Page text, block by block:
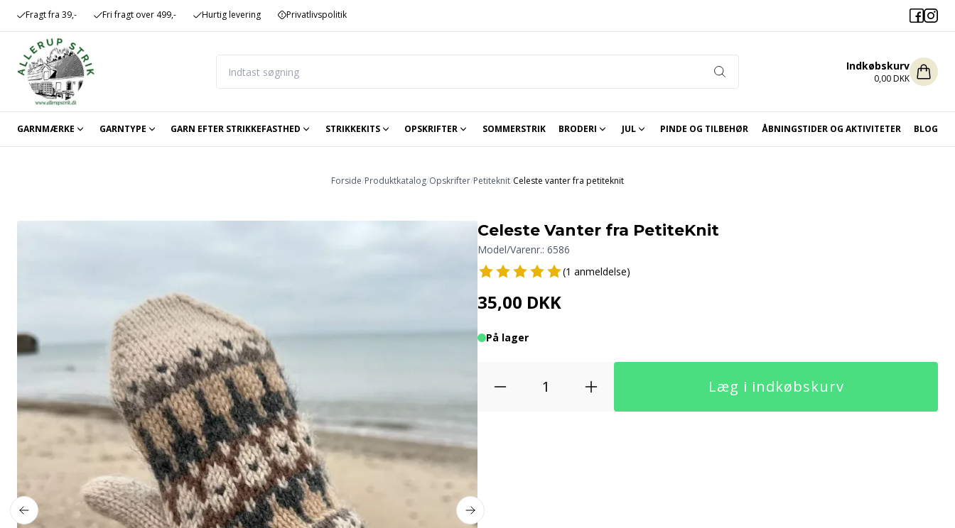
Fragt fra 39,- Fri fragt over 499,- Hurtig levering Privatlivspolitik
Indkøbskurv
0,00 DKK
GARNMÆRKE GARNTYPE GARN EFTER STRIKKEFASTHED STRIKKEKITS OPSKRIFTER SOMMERSTRIK BRODERI JUL PINDE OG TILBEHØR ÅBNINGSTIDER OG AKTIVITETER BLOG
Forside/Produktkatalog/Opskrifter/Petiteknit/Celeste vanter fra petiteknit
Celeste Vanter fra PetiteKnit
Model/Varenr.: 6586
(1 anmeldelse)
35,00 DKK
På lager
Læg i indkøbskurv